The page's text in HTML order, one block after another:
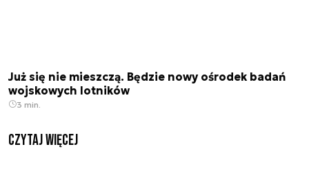
Już się nie mieszczą. Będzie nowy ośrodek badań
wojskowych lotników
3 min.
czytaj więcej